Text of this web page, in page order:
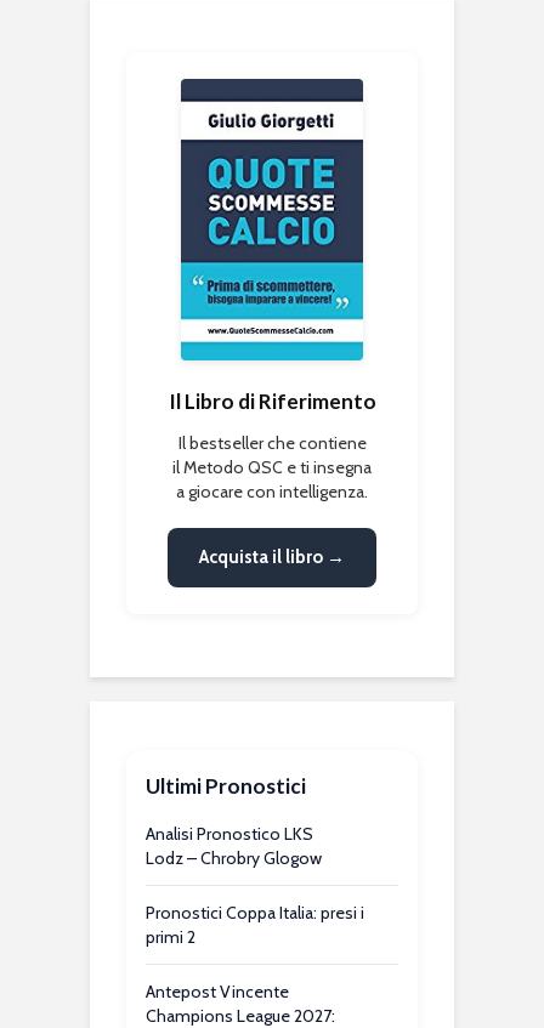
Il Libro di Riferimento
Il bestseller che contiene
il Metodo QSC e ti insegna
a giocare con intelligenza.
Acquista il libro →
Ultimi Pronostici
Analisi Pronostico LKS
Lodz – Chrobry Glogow
Pronostici Coppa Italia: presi i
primi 2
Antepost Vincente
Champions League 2027: